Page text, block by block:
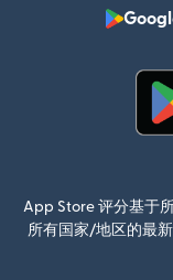
App Store 评分基于
所有国家/地区的最